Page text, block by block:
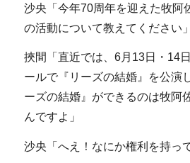
沙央「今年70周年を迎えた牧阿
の活動について教えてください」
挾間「直近では、6月13日・14
ールで『リーズの結婚』を公演
ーズの結婚』ができるのは牧阿
んですよ」
沙央「へえ！なにか権利を持っ